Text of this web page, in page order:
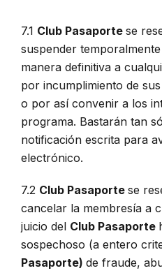
7.1 Club Pasaporte se
suspender
manera definitiva a
por incumplimiento de
o por así convenir a los
programa. Bastarán tan
notificación escrita para
electrónico.
7.2 Club Pasaporte se
cancelar la membresía a
juicio del Club Pasaporte
sospechoso (a entero
Pasaporte) de fraude,